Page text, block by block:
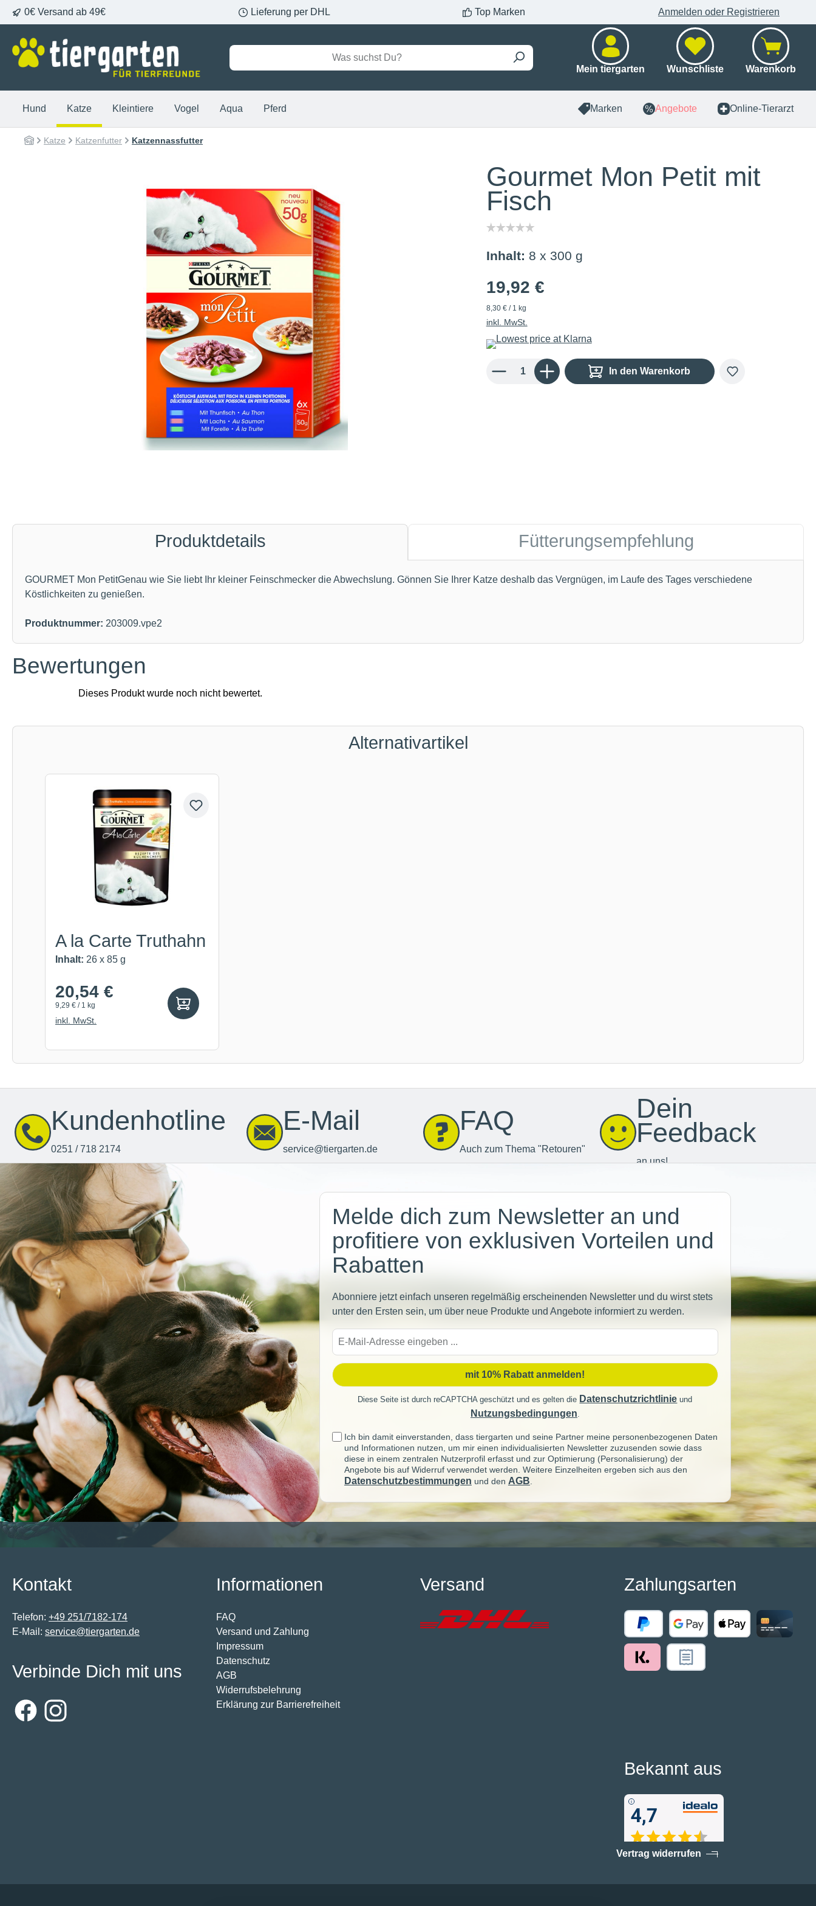
Zur Hauptnavigation springen
0€ Versand ab 49€ Lieferung per DHL Top Marken Anmelden oder Registrieren
Mein tiergarten Wunschliste Warenkorb
Hund Katze Kleintiere Vogel Aqua Pferd Marken Angebote Online-Tierarzt
Katze Katzenfutter Katzennassfutter
Gourmet Mon Petit mit
Fisch
Inhalt: 8 x 300 g
19,92 €
8,30 € / 1 kg
inkl. MwSt.
Produkt Anzahl: Gib den gewünschten Wert ein oder benutze die Schaltflächen um die Anzahl zu
In den Warenkorb
Produktdetails Fütterungsempfehlung
GOURMET Mon PetitGenau wie Sie liebt Ihr kleiner Feinschmecker die Abwechslung. Gönnen Sie Ihrer Katze deshalb das Vergnügen, im Laufe des Tages verschiedene
Köstlichkeiten zu genießen.
Produktnummer: 203009.vpe2
Bewertungen
Alternativartikel
Produktgalerie überspringen
A la Carte Truthahn
Inhalt: 26 x 85 g
20,54 €
9,29 € / 1 kg
inkl. MwSt.
Kundenhotline
0251 / 718 2174
E-Mail
service@tiergarten.de
FAQ
Auch zum Thema "Retouren"
Dein
Feedback
an uns!
Melde dich zum Newsletter an und
profitiere von exklusiven Vorteilen und
Rabatten
Abonniere jetzt einfach unseren regelmäßig erscheinenden Newsletter und du wirst stets
unter den Ersten sein, um über neue Produkte und Angebote informiert zu werden.
Adresse
mit 10% Rabatt anmelden!
Diese Seite ist durch reCAPTCHA geschützt und es gelten die Datenschutzrichtlinie und
Nutzungsbedingungen.
Ich bin damit einverstanden, dass tiergarten und seine Partner meine personenbezogenen Daten
und Informationen nutzen, um mir einen individualisierten Newsletter zuzusenden sowie dass
diese in einem zentralen Nutzerprofil erfasst und zur Optimierung (Personalisierung) der
Angebote bis auf Widerruf verwendet werden. Weitere Einzelheiten ergeben sich aus den
Datenschutzbestimmungen und den AGB
Kontakt
Telefon: +49 251/7182-174
E-Mail: service@tiergarten.de
Informationen
FAQ
Versand und Zahlung
Impressum
Datenschutz
AGB
Widerrufsbelehrung
Erklärung zur Barrierefreiheit
Versand Zahlungsarten
Verbinde Dich mit uns
FacebookInstagram
Bekannt aus
Vertrag widerrufen